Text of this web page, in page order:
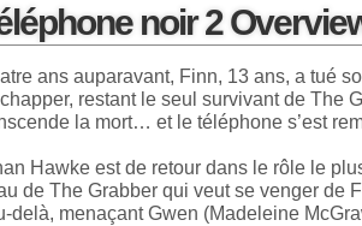
noir 2
ans auparavant, Finn, 13 ans, a tué
restant le seul survivant de The
la mort… et le téléphone s’est
Hawke est de retour dans le rôle le
de The Grabber qui veut se venger de
delà, menaçant Gwen (Madeleine